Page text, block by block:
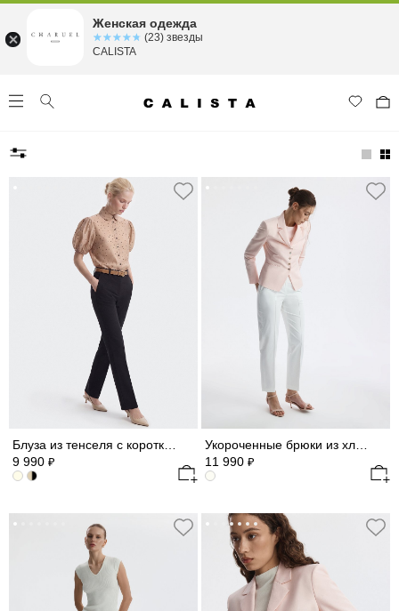
9 990 ₽
11 990 ₽
Женская одежда
☆☆☆☆☆
★★★★★ (23) звезды
CALISTA